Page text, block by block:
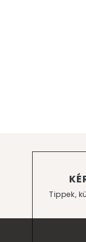
Tippek,